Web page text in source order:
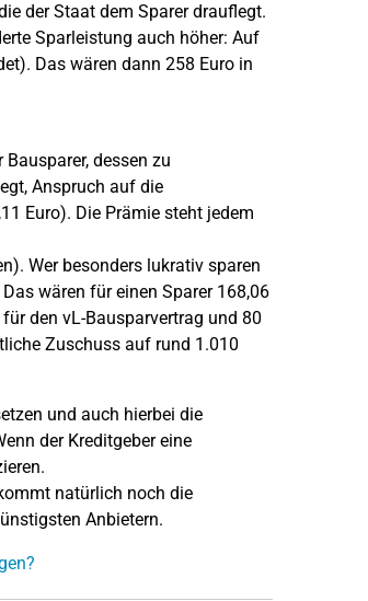
der Staat dem Sparer drauflegt.
Sparleistung auch höher: Auf
Das wären dann 258 Euro in
dessen zu
Anspruch auf die
Euro). Die Prämie steht jedem
Wer besonders lukrativ sparen
wären für einen Sparer 168,06
den vL-Bausparvertrag und 80
Zuschuss auf rund 1.010
und auch hierbei die
der Kreditgeber eine
natürlich noch die
Anbietern.